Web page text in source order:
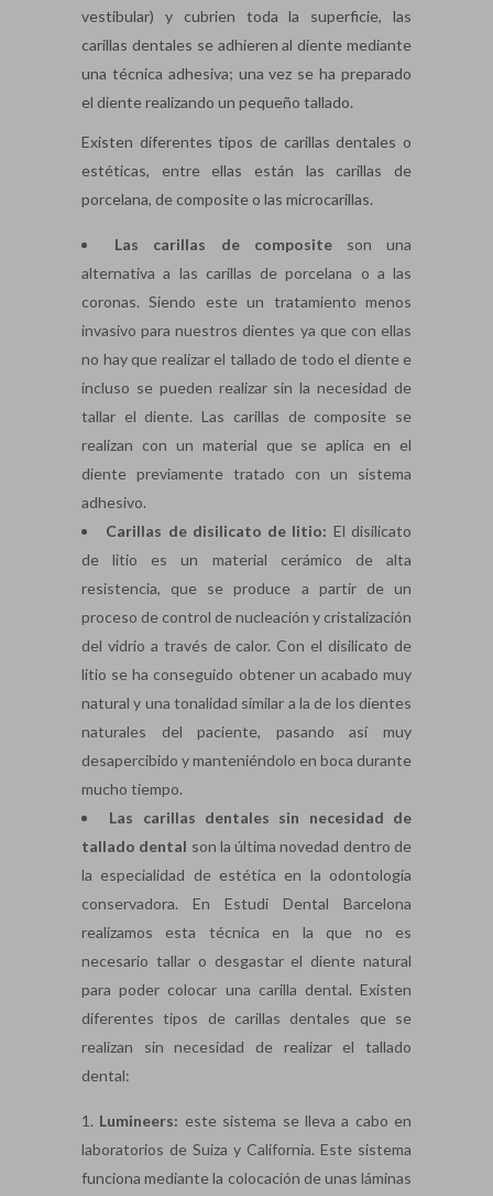
vestibular) y cubrien toda la superficie, las
carillas dentales se adhieren al diente mediante
una técnica adhesiva; una vez se ha preparado
el diente realizando un pequeño tallado.
Existen diferentes tipos de carillas dentales o
estéticas, entre ellas están las carillas de
porcelana, de composite o las microcarillas.
Las carillas de compositeson una
alternativa a las carillas de porcelana o a las
coronas. Siendo este un tratamiento menos
invasivo para nuestros dientes ya que con ellas
no hay que realizar el tallado de todo el diente e
incluso se pueden realizar sin la necesidad de
tallar el diente. Las carillas de composite se
realizan con un material que se aplica en el
diente previamente tratado con un sistema
adhesivo.
Carillas de disilicato de litio: El disilicato
de litio es un material cerámico de alta
resistencia, que se produce a partir de un
proceso de control de nucleación y cristalización
del vidrio a través de calor. Con el disilicato de
litio se ha conseguido obtener un acabado muy
natural y una tonalidad similar a la de los dientes
naturales del paciente, pasando así muy
desapercibido y manteniéndolo en boca durante
mucho tiempo.
Las carillas dentales sin necesidad de
tallado dental son la última novedad dentro de
la especialidad de estética en la odontología
conservadora. En Estudi Dental Barcelona
realizamos esta técnica en la que no es
necesario tallar o desgastar el diente natural
para poder colocar una carilla dental. Existen
diferentes tipos de carillas dentales que se
realizan sin necesidad de realizar el tallado
dental:
Lumineers: este sistema se lleva a cabo en
laboratorios de Suiza y California. Este sistema
funciona mediante la colocación de unas láminas